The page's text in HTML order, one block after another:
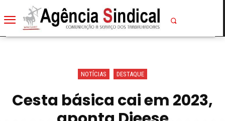
NOTÍCIAS DESTAQUE
Cesta básica cai em 2023,